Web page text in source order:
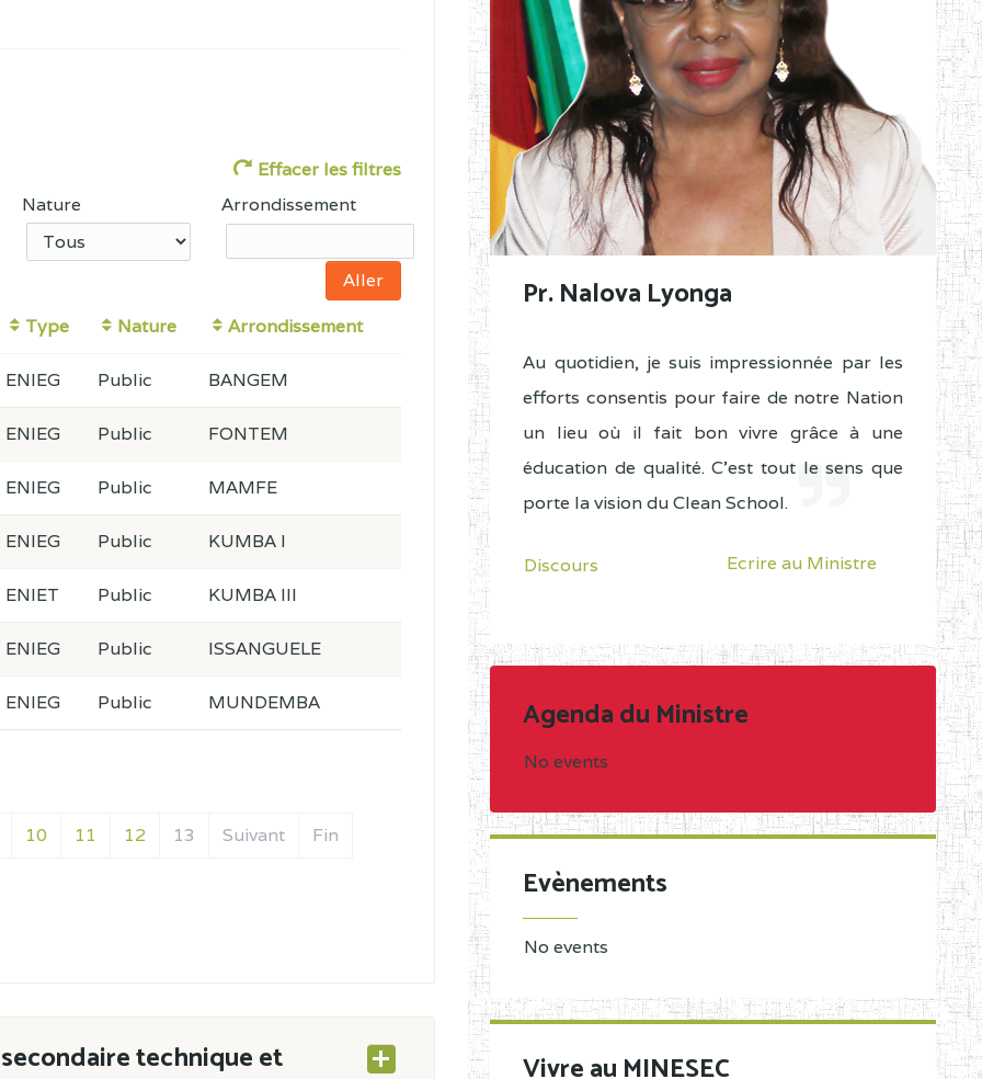
Effacer les filtres
Nature Arrondissement
Type Nature Arrondissement
10 11 12 13 Suivant Fin
ENIEG Public BANGEM
ENIEG Public FONTEM
ENIEG Public MAMFE
ENIEG Public KUMBA I
ENIET Public KUMBA III
ENIEG Public ISSANGUELE
ENIEG Public MUNDEMBA
technique et
Pr. Nalova Lyonga
Au quotidien, je suis impressionnée par les
efforts consentis pour faire de notre Nation
un lieu où il fait bon vivre grâce à une
éducation de qualité. C'est tout le sens que
porte la vision du Clean School.
Discours Ecrire au Ministre
Agenda du Ministre
No events
Evènements
No events
Vivre au MINESEC